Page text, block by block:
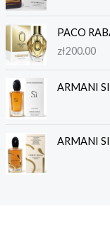
PACO
zł200.00
ARMANI
ARMANI